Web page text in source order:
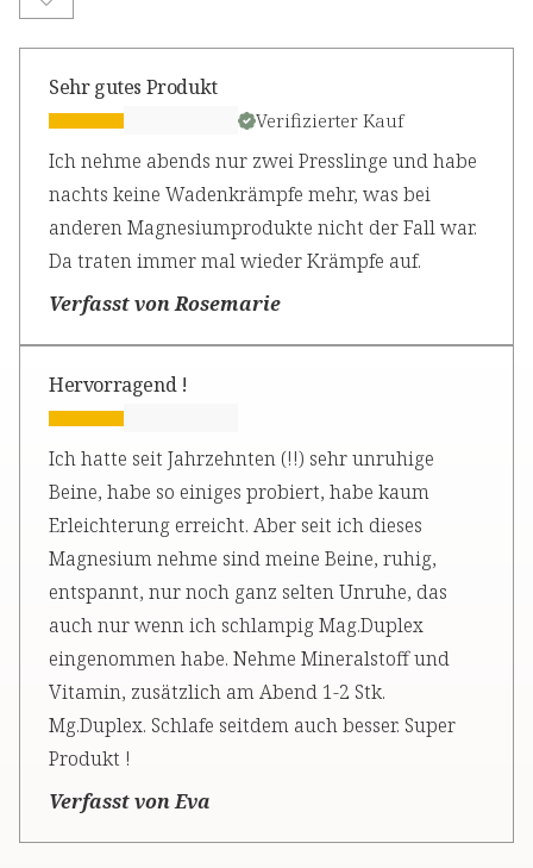
Sehr gutes Produkt
Verifizierter Kauf
Ich nehme abends nur zwei Presslinge und habe
nachts keine Wadenkrämpfe mehr, was bei
anderen Magnesiumprodukte nicht der Fall war.
Da traten immer mal wieder Krämpfe auf.
Verfasst von Rosemarie
Hervorragend !
Ich hatte seit Jahrzehnten (!!) sehr unruhige
Beine, habe so einiges probiert, habe kaum
Erleichterung erreicht. Aber seit ich dieses
Magnesium nehme sind meine Beine, ruhig,
entspannt, nur noch ganz selten Unruhe, das
auch nur wenn ich schlampig Mag.Duplex
eingenommen habe. Nehme Mineralstoff und
Vitamin, zusätzlich am Abend 1-2 Stk.
Mg.Duplex. Schlafe seitdem auch besser. Super
Produkt !
Verfasst von Eva